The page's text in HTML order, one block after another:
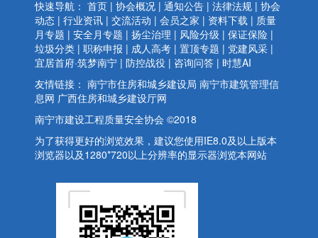
快速导航： 首页 | 协会概况 | 通知公告 | 法律法规 | 协会
动态 | 行业资讯 | 交流活动 | 会员之家 | 资料下载 | 质量
月专题 | 安全月专题 | 扬尘治理 | 风险分级 | 保证保险 |
垃圾分类 | 职称申报 | 成人高考 | 置顶专题 | 党建风采 |
宜居首府·筑梦南宁 | 防控战役 | 咨询问答 | 时慧AI
友情链接： 南宁市住房和城乡建设局 南宁市建筑管理信
息网 广西住房和城乡建设厅网
南宁市建设工程质量安全协会 ©2018
为了获得更好的浏览效果，建议您使用IE8.0及以上版本
浏览器以及1280*720以上分辨率的显示器浏览本网站